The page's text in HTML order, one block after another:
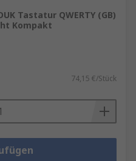
Tastatur QWERTY (GB)
Kompakt
74,15 €/Stück